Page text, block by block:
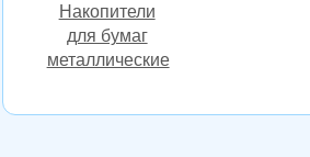
Накопители
для бумаг
металлические